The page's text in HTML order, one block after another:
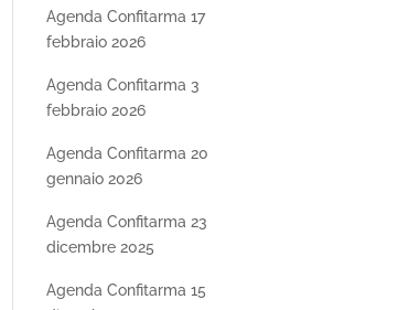
Agenda Confitarma 17
febbraio 2026
Agenda Confitarma 3
febbraio 2026
Agenda Confitarma 20
gennaio 2026
Agenda Confitarma 23
dicembre 2025
Agenda Confitarma 15